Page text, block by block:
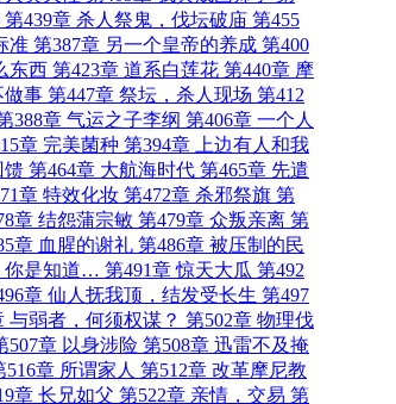
第439章 杀人祭鬼，伐坛破庙 第455
准 第387章 另一个皇帝的养成 第400
东西 第423章 道系白莲花 第440章 摩
做事 第447章 祭坛，杀人现场 第412
388章 气运之子李纲 第406章 一个人
章 完美菌种 第394章 上边有人和我
馈 第464章 大航海时代 第465章 先遣
章 特效化妆 第472章 杀邪祭旗 第
章 结怨蒲宗敏 第479章 众叛亲离 第
章 血腥的谢礼 第486章 被压制的民
你是知道… 第491章 惊天大瓜 第492
章 仙人抚我顶，结发受长生 第497
与弱者，何须权谋？ 第502章 物理伐
507章 以身涉险 第508章 迅雷不及掩
516章 所谓家人 第512章 改革摩尼教
章 长兄如父 第522章 亲情，交易 第